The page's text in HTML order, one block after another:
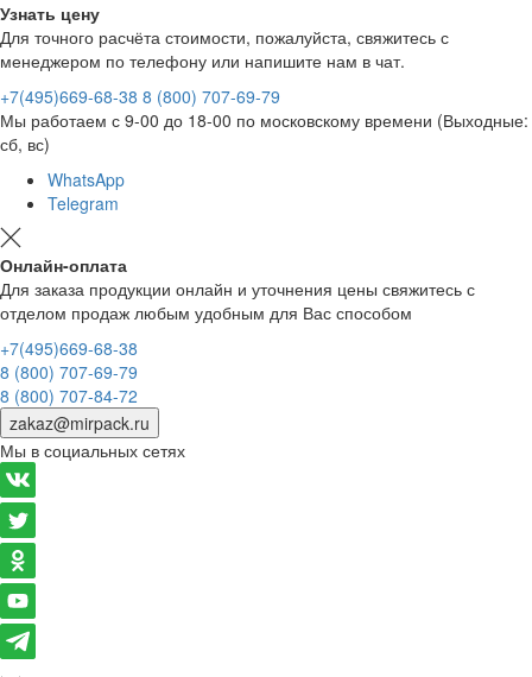
Узнать цену
Для точного расчёта стоимости, пожалуйста, свяжитесь с
менеджером по телефону или напишите нам в чат.
+7(495)669-68-38 8 (800) 707-69-79
Мы работаем с 9-00 до 18-00 по московскому времени (Выходные:
сб, вс)
WhatsApp
Telegram
Онлайн-оплата
Для заказа продукции онлайн и уточнения цены свяжитесь с
отделом продаж любым удобным для Вас способом
+7(495)669-68-38
8 (800) 707-69-79
8 (800) 707-84-72
zakaz@mirpack.ru
Мы в социальных сетях